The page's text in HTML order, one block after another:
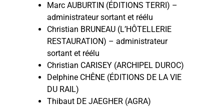
Marc AUBURTIN (ÉDITIONS TERRI) –
administrateur sortant et réélu
Christian BRUNEAU (L’HÔTELLERIE
RESTAURATION) – administrateur
sortant et réélu
Christian CARISEY (ARCHIPEL DUROC)
Delphine CHÊNE (ÉDITIONS DE LA VIE
DU RAIL)
Thibaut DE JAEGHER (AGRA)